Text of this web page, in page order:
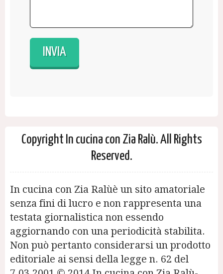
Copyright In cucina con Zia Ralù. All Rights
Reserved.
In cucina con Zia Ralùè un sito amatoriale
senza fini di lucro e non rappresenta una
testata giornalistica non essendo
aggiornando con una periodicità stabilita.
Non può pertanto considerarsi un prodotto
editoriale ai sensi della legge n. 62 del